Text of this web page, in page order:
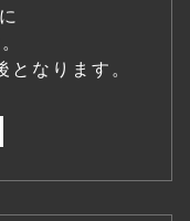
なります。